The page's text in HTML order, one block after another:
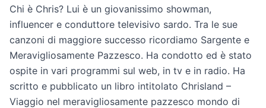
Chi è Chris? Lui è un giovanissimo showman,
influencer e conduttore televisivo sardo. Tra le sue
canzoni di maggiore successo ricordiamo Sargente e
Meravigliosamente Pazzesco. Ha condotto ed è stato
ospite in vari programmi sul web, in tv e in radio. Ha
scritto e pubblicato un libro intitolato Chrisland –
Viaggio nel meravigliosamente pazzesco mondo di